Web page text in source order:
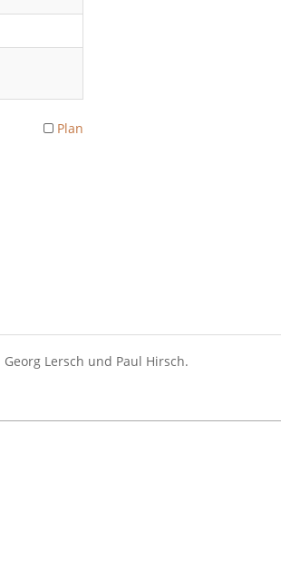
Plan
Lersch und Paul Hirsch.